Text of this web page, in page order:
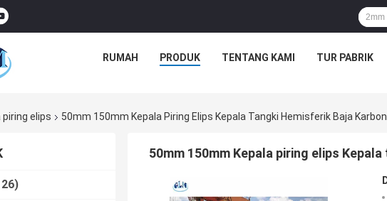
RUMAH PRODUK TENTANG KAMI TUR PABRIK
piring elips 50mm 150mm Kepala Piring Elips Kepala Tangki Hemisferik Baja
50mm 150mm Kepala piring elips